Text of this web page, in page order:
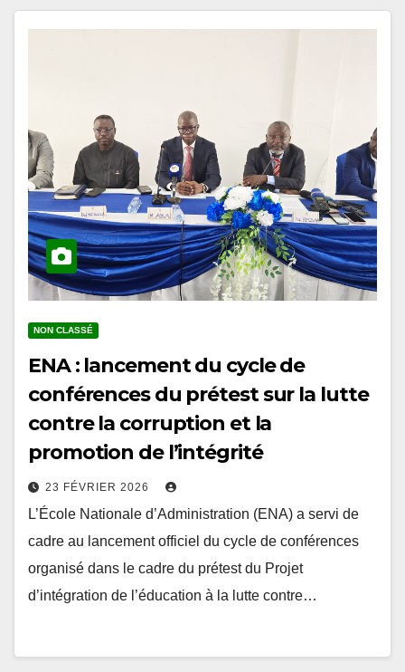
ENA : lancement du cycle de
conférences du prétest sur la lutte
contre la corruption et la
promotion de l’intégrité
L’École Nationale d’Administration (ENA) a servi de
cadre au lancement officiel du cycle de conférences
organisé dans le cadre du prétest du Projet
d’intégration de l’éducation à la lutte contre…